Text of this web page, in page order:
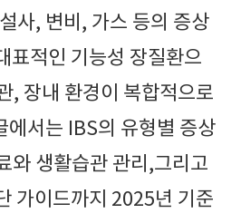
사, 변비, 가스 등의 증상
표적인 기능성 장질환으
, 장내 환경이 복합적으로
에서는 IBS의 유형별 증상
와 생활습관 관리,그리고
가이드까지 2025년 기준